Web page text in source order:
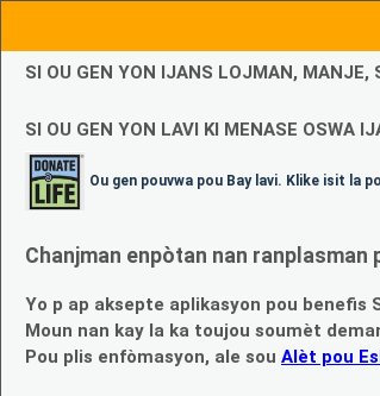
SI OU GEN YON IJANS LOJMAN, MANJE,
SI OU GEN YON LAVI KI MENASE OSWA
Ou gen pouvwa pou Bay lavi. Klike isit la
Chanjman enpòtan nan
Yo p ap aksepte aplikasyon pou benefis
Moun nan kay la ka toujou soumèt
Pou plis enfòmasyon, ale sou Alèt pou